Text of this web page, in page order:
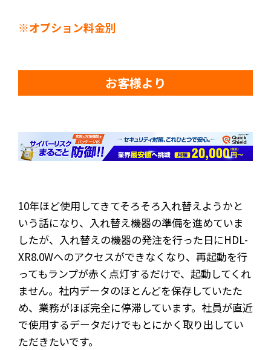
※オプション料金別
お客様より
10年ほど使用してきてそろそろ入れ替えようかと
いう話になり、入れ替え機器の準備を進めていま
したが、入れ替えの機器の発注を行った日にHDL-
XR8.0Wへのアクセスができなくなり、再起動を行
ってもランプが赤く点灯するだけで、起動してくれ
ません。社内データのほとんどを保存していたた
め、業務がほぼ完全に停滞しています。社員が直近
で使用するデータだけでもとにかく取り出してい
ただきたいです。